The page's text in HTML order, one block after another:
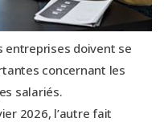
entreprises doivent se
concernant les
salariés.
2026, l’autre fait